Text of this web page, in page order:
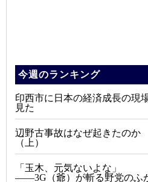
今週のランキング
印西市に日本の経済成長の現
見た
辺野古事故はなぜ起きたのか
（上）
「玉木、元気ないよな」
――3G（爺）が斬る野党のふ